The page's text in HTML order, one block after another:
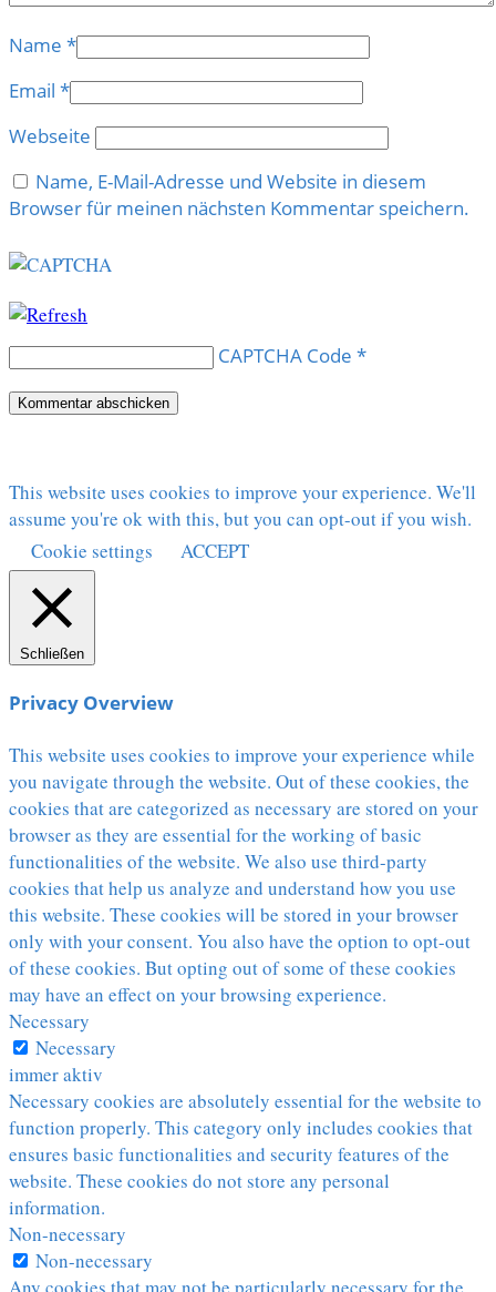
Name *
Email *
Webseite
Name, E-Mail-Adresse und Website in diesem
Browser für meinen nächsten Kommentar speichern.
CAPTCHA Code *
This website uses cookies to improve your experience. We'll
assume you're ok with this, but you can opt-out if you wish.
Cookie settings
ACCEPT
Schließen
Privacy Overview
This website uses cookies to improve your experience while
you navigate through the website. Out of these cookies, the
cookies that are categorized as necessary are stored on your
browser as they are essential for the working of basic
functionalities of the website. We also use third-party
cookies that help us analyze and understand how you use
this website. These cookies will be stored in your browser
only with your consent. You also have the option to opt-out
of these cookies. But opting out of some of these cookies
may have an effect on your browsing experience.
Necessary
Necessary
immer aktiv
Necessary cookies are absolutely essential for the website to
function properly. This category only includes cookies that
ensures basic functionalities and security features of the
website. These cookies do not store any personal
information.
Non-necessary
Non-necessary